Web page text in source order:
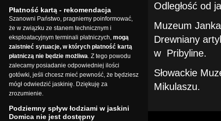
Odległość od
Muzeum
Drewniany
w Pribyline.
Słowackie
Mikulaszu.
Płatność kartą - rekomendacja
Szanowni Państwo, pragniemy poinformować,
że w związku ze stanem technicznym i
eksploatacyjnym terminali płatniczych, mogą
zaistnieć sytuacje, w których płatność kartą
płatniczą nie będzie możliwa . Z tego powodu
zalecamy posiadanie odpowiedniej ilości
gotówki, jeśli chcesz mieć pewność, że będziesz
mógł odwiedzić jaskinię. Dziękuję za
zrozumienie.
Podziemny spływ łodziami w jaskini
Domica nie jest dostępny